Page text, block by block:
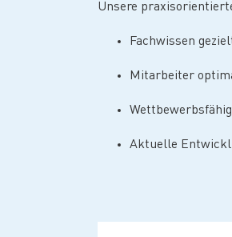
Unsere
Fachwissen
Mitarbeiter
Aktuelle